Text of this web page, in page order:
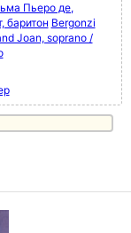
Пьеро де,
баритон Bergonzi
Joan, soprano /